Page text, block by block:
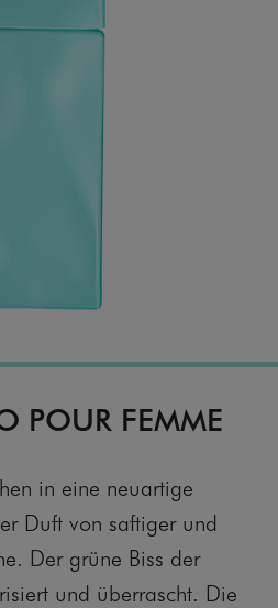
POUR FEMME
in eine neuartige
Duft von saftiger und
Der grüne Biss der
und überrascht. Die